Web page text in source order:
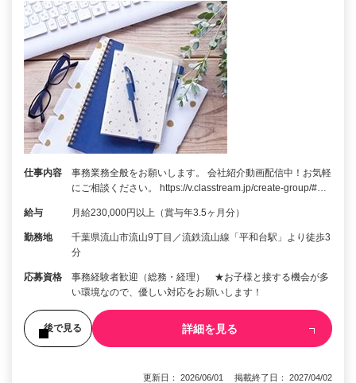
仕事内容
事務業務全般をお願いします。 会社紹介動画配信中！お気軽
にご相談ください。 https://v.classtream.jp/create-group/#…
給与 月給230,000円以上（賞与年3.5ヶ月分）
勤務地
千葉県流山市流山9丁目／流鉄流山線「平和台駅」より徒歩3
分
応募資格
事務経験者歓迎（総務・経理） ★お子様と接する機会が多
い環境なので、優しい対応をお願いします！
後で見る 詳細を見る
更新日： 2026/06/01 掲載終了日： 2027/04/02